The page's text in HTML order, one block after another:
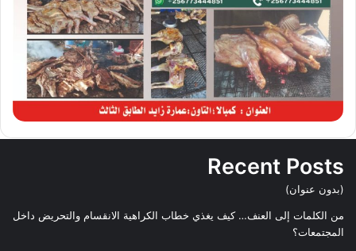
Recent Posts
(بدون عنوان)
من الكلمات إلى العنف… كيف يغذي خطاب الكراهية الانقسام والتحريض داخل
المجتمعات؟